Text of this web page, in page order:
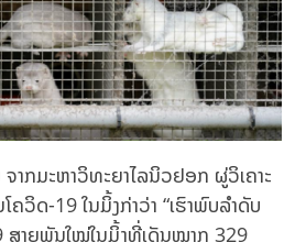
າກມະຫາວິທະຍາໄລນິວຢອກ ຜູ່ວິເຄາະ
ວິດ-19 ໃນມິ້ງກ່າວ່າ “ເຮົາພົບລຳດັບ
ສາຍພັນໃໝ່ໃນມິ້ງທີ່ເດັນໝາກ 329